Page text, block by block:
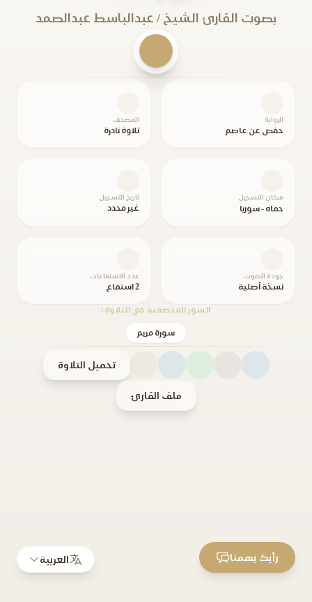
بصوت القارئ الشيخ / عبدالباسط عبدالصمد
الرواية
حفص عن عاصم
المصحف
تلاوة نادرة
مكان التسجيل
حماه - سوريا
تاريخ التسجيل
غير محدد
جودة الصوت
نسخة أصلية
عدد الاستماعات
2 استماع
السور المتضمنة في التلاوة:
سورة مريم
تحميل التلاوة
ملف القارئ
العربية رأيك يهمنا